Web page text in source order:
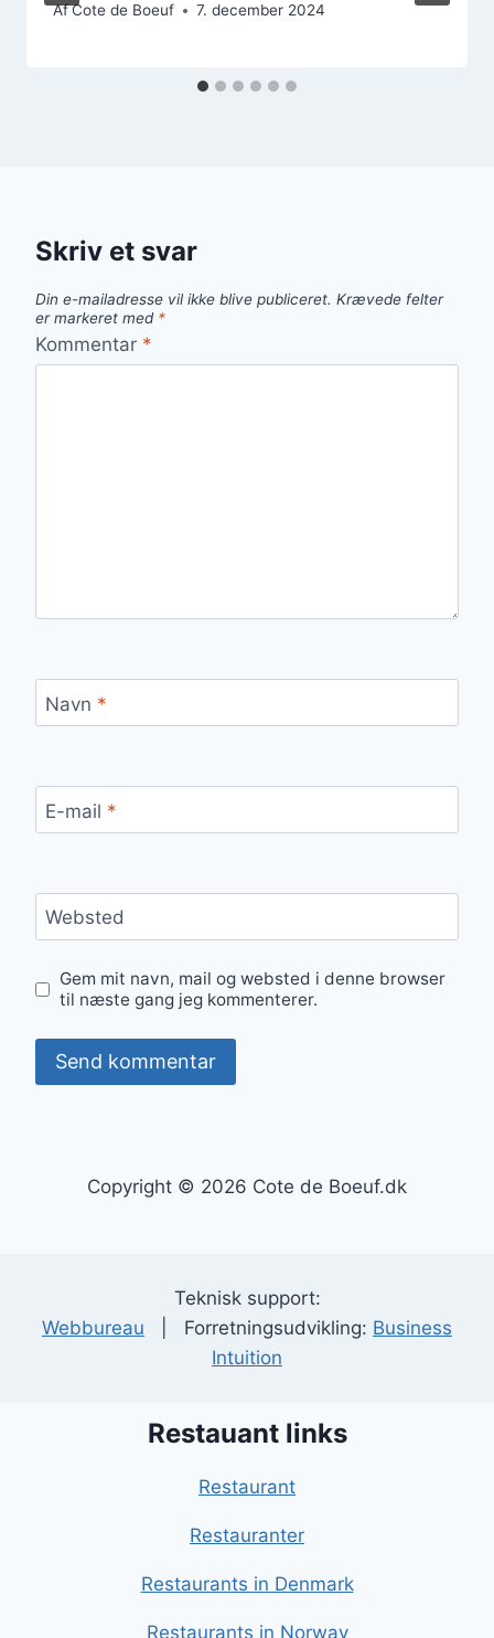
AfCote de Boeuf 7. december 2024
Skriv et svar
Din e-mailadresse vil ikke blive publiceret. Krævede felter
er markeret med *
Kommentar *
Navn *
E-mail *
Websted
Gem mit navn, mail og websted i denne browser
til næste gang jeg kommenterer.
Copyright © 2026 Cote de Boeuf.dk
Teknisk support:
Webbureau | Forretningsudvikling: Business
Intuition
Restauant links
Restaurant
Restauranter
Restaurants in Denmark
Restaurants in Norway